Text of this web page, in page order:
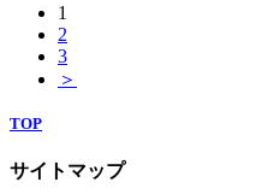
1
2
3
＞
TOP
サイトマップ